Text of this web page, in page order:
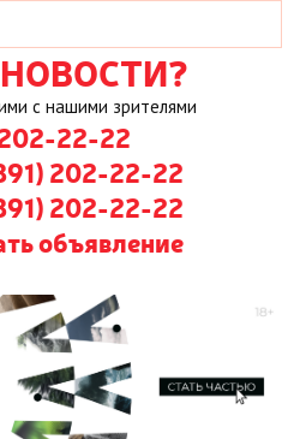
с нашими зрителями
22-22
202-22-22
202-22-22
объявление